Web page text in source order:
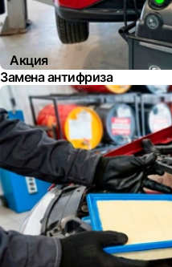
Акция
Замена антифриза